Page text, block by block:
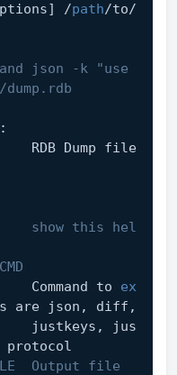
/path/to/
json -k "use
show this hel
                        Command to
ex
are json, diff,
protocol
Output file